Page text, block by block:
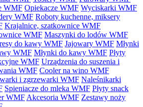
WMF Opiekacze WMF Wyciskarki WMF
WMF Roboty kuchenne, miksery
Krajalnice, szatkownice WMF
WMF Maszynki do lodów WMF
do kawy WMF Jajowary WMF Młynki
WMF Młynki do kawy WMF Płyty
WMF Urządzenia do suszenia i
WMF Cooler na wino WMF
i zgrzewarki WMF Naleśnikarki
Spieniacze do mleka WMF Płyty snack
WMF Akcesoria WMF Zestawy noży